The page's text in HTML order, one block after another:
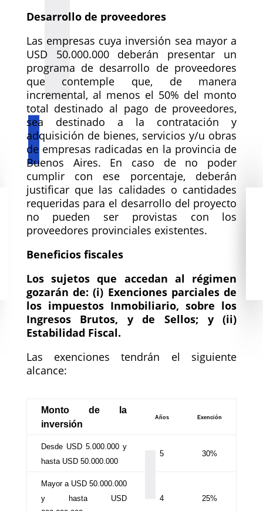
Desarrollo de proveedores
Las empresas cuya inversión sea mayor a
USD 50.000.000 deberán presentar un
programa de desarrollo de proveedores
que contemple que, de manera
incremental, al menos el 50% del monto
total destinado al pago de proveedores,
sea destinado a la contratación y
adquisición de bienes, servicios y/u obras
de empresas radicadas en la provincia de
Buenos Aires. En caso de no poder
cumplir con ese porcentaje, deberán
justificar que las calidades o cantidades
requeridas para el desarrollo del proyecto
no pueden ser provistas con los
proveedores provinciales existentes.
Beneficios fiscales
Los sujetos que accedan al régimen
gozarán de: (i) Exenciones parciales de
los impuestos Inmobiliario, sobre los
Ingresos Brutos, y de Sellos; y (ii)
Estabilidad Fiscal.
Las exenciones tendrán el siguiente
alcance:
Monto de la
inversión
Años Exención
Desde USD 5.000.000 y
hasta USD 50.000.000
5 30%
Mayor a USD 50.000.000
y hasta USD
4 25%